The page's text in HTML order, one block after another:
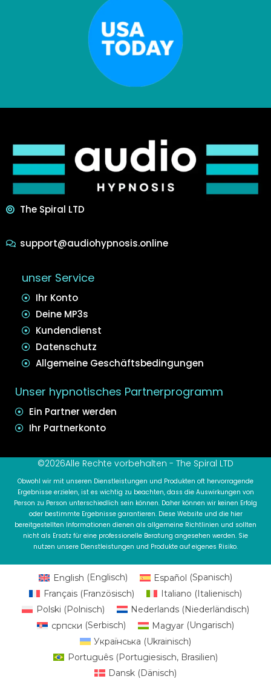
The Spiral LTD
support@audiohypnosis.online
unser Service
Ihr Konto
Deine MP3s
Kundendienst
Datenschutz
Allgemeine Geschäftsbedingungen
Unser hypnotisches Partnerprogramm
Ein Partner werden
Ihr Partnerkonto
©2026Alle Rechte vorbehalten - The Spiral LTD
Obwohl wir mit unseren Dienstleistungen und Produkten oft hervorragende
Ergebnisse erzielen, ist es wichtig zu beachten, dass die Auswirkungen von
Person zu Person unterschiedlich sein können. Daher können wir keinen Erfolg
oder bestimmte Ergebnisse garantieren. Diese Website und die hier
bereitgestellten Informationen dienen als allgemeine Richtlinien und sollten
nicht als Ersatz für eine professionelle Beratung angesehen werden. Sie
nutzen unsere Dienstleistungen und Produkte auf eigenes Risiko.
English (Englisch) Español (Spanisch)
Français (Französisch) Italiano (Italienisch)
Polski (Polnisch) Nederlands (Niederländisch)
српски (Serbisch) Magyar (Ungarisch)
Українська (Ukrainisch)
Português(Portugiesisch, Brasilien)
Dansk (Dänisch)